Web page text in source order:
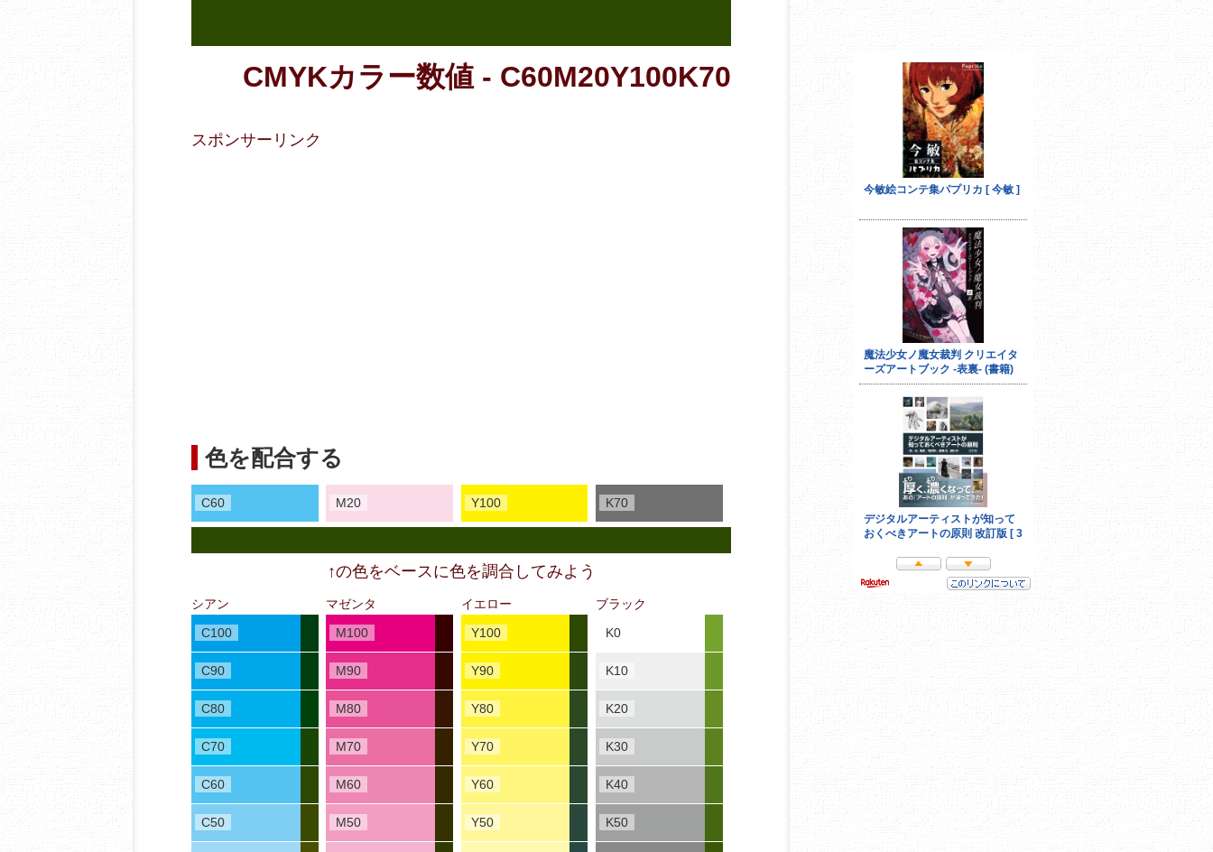
CMYKカラー数値 - C60M20Y100K70
スポンサーリンク
色を配合する
C60 M20 Y100 K70
↑の色をベースに色を調合してみよう
シアン
C100
C90
C80
C70
C60
C50
マゼンタ
M100
M90
M80
M70
M60
M50
イエロー
Y100
Y90
Y80
Y70
Y60
Y50
ブラック
K0
K10
K20
K30
K40
K50